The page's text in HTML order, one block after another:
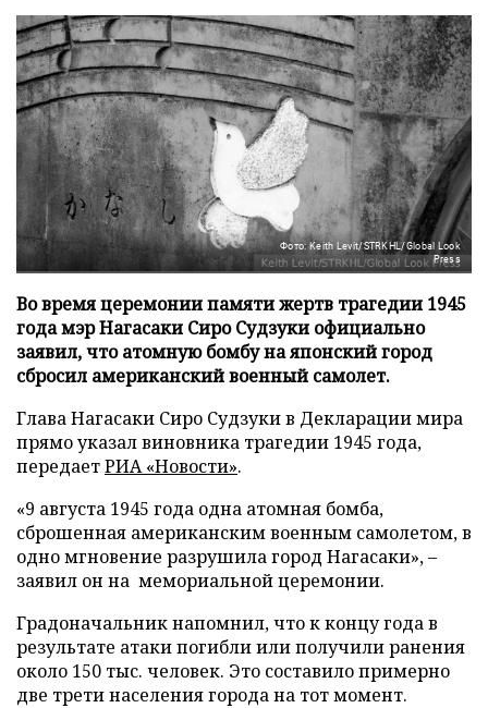
Фото: Keith Levit/STRKHL/Global Look
Press
Во время церемонии памяти жертв трагедии 1945
года мэр Нагасаки Сиро Судзуки официально
заявил, что атомную бомбу на японский город
сбросил американский военный самолет.
Глава Нагасаки Сиро Судзуки в Декларации мира
прямо указал виновника трагедии 1945 года,
передаетРИА «Новости».
«9 августа 1945 года одна атомная бомба,
сброшенная американским военным самолетом, в
одно мгновение разрушила город Нагасаки», –
заявил он на мемориальной церемонии.
Градоначальник напомнил, что к концу года в
результате атаки погибли или получили ранения
около 150 тыс. человек. Это составило примерно
две трети населения города на тот момент.